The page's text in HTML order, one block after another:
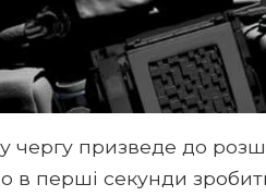
чергу призведе до
в перші секунди